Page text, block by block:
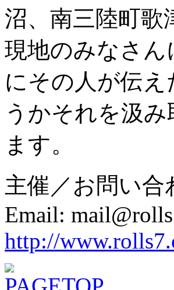
沼、南三陸町歌
現地のみなさ
にその人が伝
うかそれを汲
ます。
主催／お問い合
Email:
http://